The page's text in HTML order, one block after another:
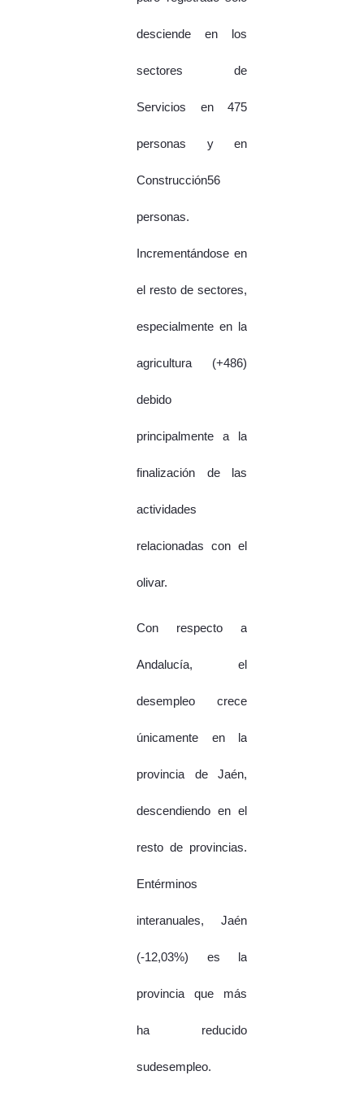
desciende en los
sectores de
Servicios en 475
personas y en
Construcción56
personas.
Incrementándose en
el resto de sectores,
especialmente en la
agricultura (+486)
debido
principalmente a la
finalización de las
actividades
relacionadas con el
olivar.
Con respecto a
Andalucía, el
desempleo crece
únicamente en la
provincia de Jaén,
descendiendo en el
resto de provincias.
Entérminos
interanuales, Jaén
(-12,03%) es la
provincia que más
ha reducido
sudesempleo.